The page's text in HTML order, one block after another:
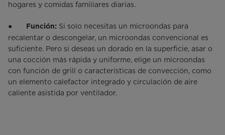
hogares y comidas familiares diarias.
● Función: Si solo necesitas un microondas para
recalentar o descongelar, un microondas convencional es
suficiente. Pero si deseas un dorado en la superficie, asar o
una cocción más rápida y uniforme, elige un microondas
con función de grill o características de convección, como
un elemento calefactor integrado y circulación de aire
caliente asistida por ventilador.